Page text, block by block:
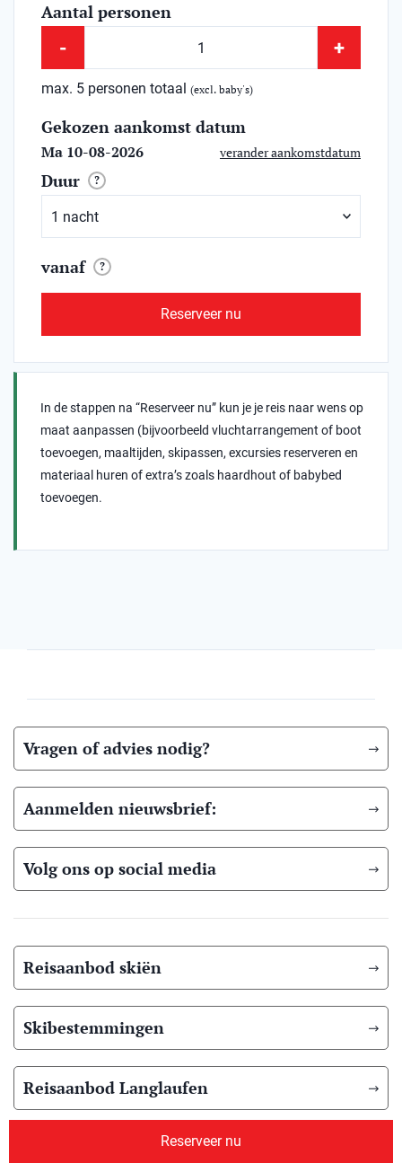
Aantal personen
- +
max. 5 personen totaal (excl. baby's)
Gekozen aankomst datum
Ma 10-08-2026 verander aankomstdatum
Duur ?
vanaf ?
Reserveer nu
In de stappen na “Reserveer nu” kun je je reis naar wens op
maat aanpassen (bijvoorbeeld vluchtarrangement of boot
toevoegen, maaltijden, skipassen, excursies reserveren en
materiaal huren of extra’s zoals haardhout of babybed
toevoegen.
Reserveer nu
Vragen of advies nodig?
Aanmelden nieuwsbrief:
Volg ons op social media
Reisaanbod skiën
Skibestemmingen
Reisaanbod Langlaufen
Langlauf bestemmingen